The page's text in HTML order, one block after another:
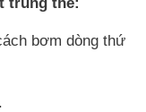
bơm dòng thứ